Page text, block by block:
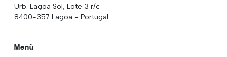
Urb. Lagoa Sol, Lote 3 r/c
8400-357 Lagoa - Portugal
Menù